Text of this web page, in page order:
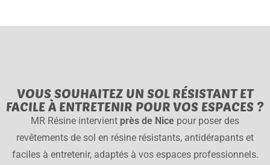
VOUS SOUHAITEZ UN SOL RÉSISTANT ET
FACILE À ENTRETENIR POUR VOS ESPACES ?
MR Résine intervient près de Nice pour poser des
revêtements de sol en résine résistants, antidérapants et
faciles à entretenir, adaptés à vos espaces professionnels.